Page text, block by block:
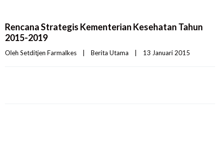
Rencana Strategis Kementerian Kesehatan Tahun
2015-2019
Oleh Setditjen Farmalkes Berita Utama 13 Januari 2015